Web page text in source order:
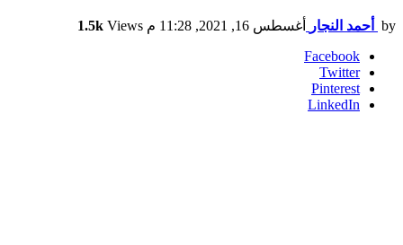
by أحمد النجار أغسطس 16, 2021, 11:28 م 1.5k Views
Facebook
Twitter
Pinterest
LinkedIn